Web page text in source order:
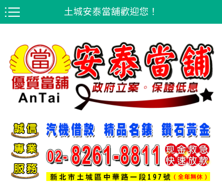
土城安泰當舖歡迎您！